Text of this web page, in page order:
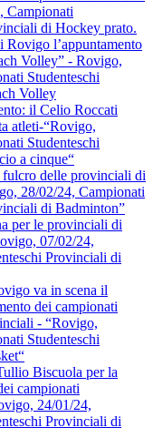
Campionati
di Hockey prato.
l’appuntamento
Volley” - Rovigo,
Studenteschi
Volley
il Celio Roccati
atleti-“Rovigo,
Studenteschi
a cinque“
fulcro delle provinciali di
28/02/24, Campionati
di Badminton”
per le provinciali di
07/02/24,
Provinciali di
va in scena il
dei campionati
- “Rovigo,
Studenteschi
Biscuola per la
campionati
24/01/24,
Provinciali di